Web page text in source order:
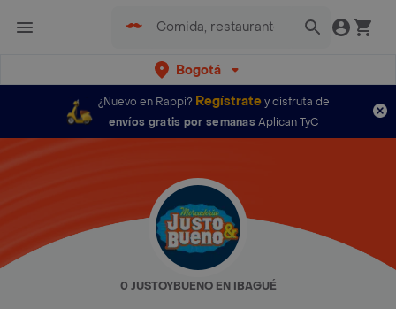
Bogotá
¿Nuevo en Rappi? Regístratey disfruta de
envíos gratis por semanas Aplican TyC
0 JUSTOYBUENO EN IBAGUÉ